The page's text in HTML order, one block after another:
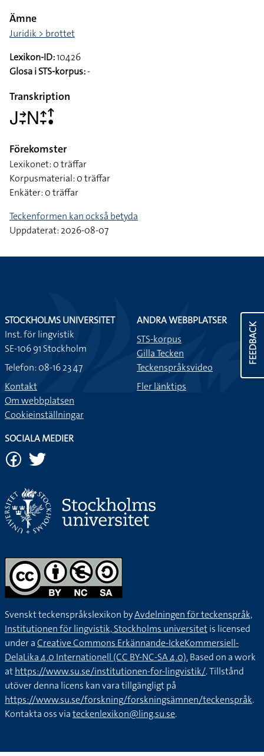
Ämne
Juridik > brottet
Lexikon-ID:10426
Glosa i STS-korpus:-
Transkription
􌤢􌥔􌥙􌥌􌤴􌥙􌦃􌥡
Förekomster
Lexikonet: 0 träffar
Korpusmaterial: 0 träffar
Enkäter: 0 träffar
Teckenformen kan också betyda
Uppdaterat: 2026-08-07
FEEDBACK
STOCKHOLMS UNIVERSITET
Inst. för lingvistik
SE-106 91 Stockholm
Telefon: 08-16 23 47
Kontakt
Om webbplatsen
Cookieinställningar
ANDRA WEBBPLATSER
STS-korpus
Gilla Tecken
Teckenspråksvideo
Fler länktips
SOCIALA MEDIER
Svenskt teckenspråkslexikon byAvdelningen för teckenspråk,
Institutionen för lingvistik, Stockholms universitetis licensed
under aCreative Commons Erkännande-IckeKommersiell-
DelaLika 4.0 Internationell (CC BY-NC-SA 4.0).Based on a work
athttps://www.su.se/institutionen-for-lingvistik/. Tillstånd
utöver denna licens kan vara tillgängligt på
https://www.su.se/forskning/forskningsämnen/teckenspråk.
Kontakta oss viateckenlexikon@ling.su.se.